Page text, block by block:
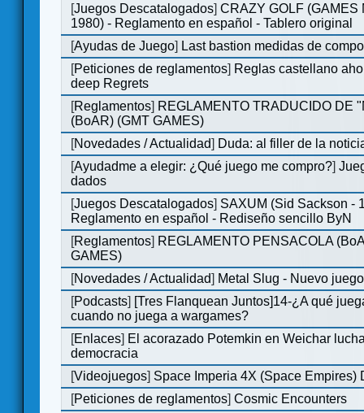
[Juegos Descatalogados]CRAZY GOLF (GAMES
1980) - Reglamento en español - Tablero original
[Ayudas de Juego] Last bastion medidas de
[Peticiones de reglamentos] Reglas castellano
deep Regrets
[Reglamentos] REGLAMENTO TRADUCIDO DE
(BoAR) (GMT GAMES)
[Novedades / Actualidad] Duda: al filler de la
[Ayudadme a elegir: ¿Qué juego me compro?]
dados
[Juegos Descatalogados] SAXUM (Sid Sackson -
Reglamento en español - Rediseño sencillo ByN
[Reglamentos] REGLAMENTO PENSACOLA
GAMES)
[Novedades / Actualidad] Metal Slug - Nuevo
[Podcasts] [Tres Flanquean Juntos]14-¿A qué
cuando no juega a wargames?
[Enlaces] El acorazado Potemkin en Weichar
democracia
[Videojuegos] Space Imperia 4X (Space Empires)
[Peticiones de reglamentos]Cosmic Encounters